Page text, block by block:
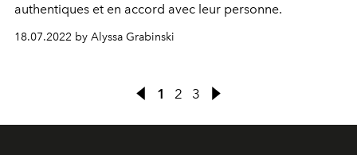
authentiques et en accord avec leur personne.
18.07.2022 by Alyssa Grabinski
1 2 3